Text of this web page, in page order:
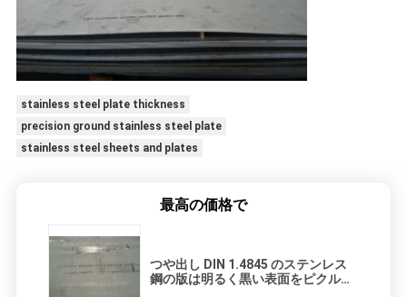
stainless steel plate thickness
precision ground stainless steel plate
stainless steel sheets and plates
最高の価格で
つや出し DIN 1.4845 のステンレス
鋼の版は明るく黒い表面をピクルス